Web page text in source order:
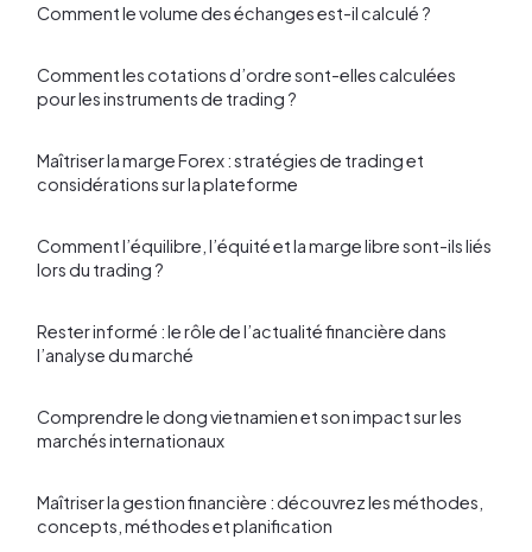
Comment le volume des échanges est-il calculé ?
Comment les cotations d’ordre sont-elles calculées
pour les instruments de trading ?
Maîtriser la marge Forex : stratégies de trading et
considérations sur la plateforme
Comment l’équilibre, l’équité et la marge libre sont-ils liés
lors du trading ?
Rester informé : le rôle de l’actualité financière dans
l’analyse du marché
Comprendre le dong vietnamien et son impact sur les
marchés internationaux
Maîtriser la gestion financière : découvrez les méthodes,
concepts, méthodes et planification